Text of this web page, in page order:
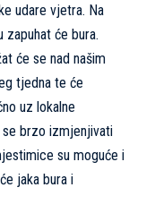
udare vjetra. Na
će bura.
će se nad našim
tjedna te će
uz lokalne
se brzo izmjenjivati
su moguće i
jaka bura i